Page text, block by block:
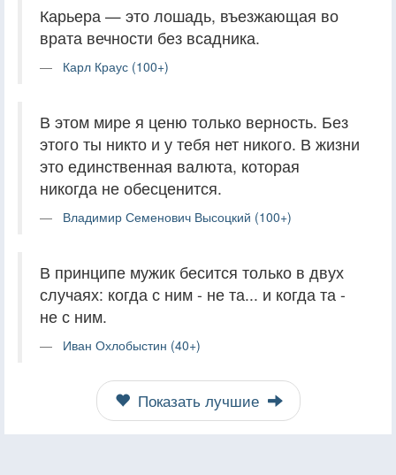
Карьера — это лошадь, въезжающая во
врата вечности без всадника.
Карл Краус (100+)
В этом мире я ценю только верность. Без
этого ты никто и у тебя нет никого. В жизни
это единственная валюта, которая
никогда не обесценится.
Владимир Семенович Высоцкий (100+)
В принципе мужик бесится только в двух
случаях: когда с ним - не та... и когда та -
не с ним.
Иван Охлобыстин (40+)
Показать лучшие